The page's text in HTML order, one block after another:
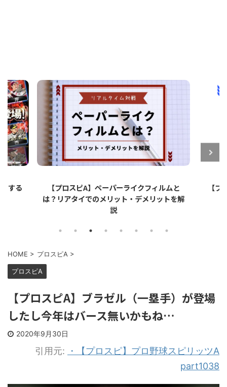
る
【プロスピA】ペーパーライクフィルムと
は？リアタイでのメリット・デメリットを解
【プ
HOME > プロスピA >
プロスピA
【プロスピA】ブラゼル（一塁手）が登場
したし今年はバース無いかもね…
2020年9月30日
引用元:
・【プロスピ】プロ野球スピリッツA
part1038